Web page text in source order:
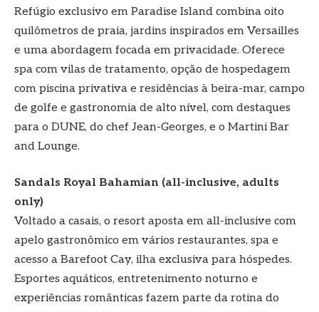
Refúgio exclusivo em Paradise Island combina oito
quilômetros de praia, jardins inspirados em Versailles
e uma abordagem focada em privacidade. Oferece
spa com vilas de tratamento, opção de hospedagem
com piscina privativa e residências à beira-mar, campo
de golfe e gastronomia de alto nível, com destaques
para o DUNE, do chef Jean-Georges, e o Martini Bar
and Lounge.
Sandals Royal Bahamian (all-inclusive, adults
only)
Voltado a casais, o resort aposta em all-inclusive com
apelo gastronômico em vários restaurantes, spa e
acesso a Barefoot Cay, ilha exclusiva para hóspedes.
Esportes aquáticos, entretenimento noturno e
experiências românticas fazem parte da rotina do